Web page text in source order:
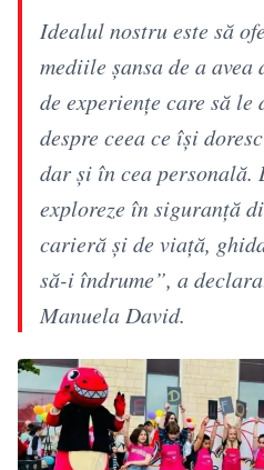
Idealul nostru este să
mediile șansa de a
de experiențe care să
despre ceea ce își
dar și în cea personală.
exploreze în siguranță
carieră și de viață,
să-i îndrume”, a
Manuela David.